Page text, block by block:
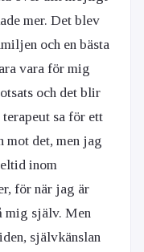
mer. Det blev
och en bästa
vara för mig
och det blir
sa för ett
det, men jag
inom
för när jag är
mig själv. Men
självkänslan